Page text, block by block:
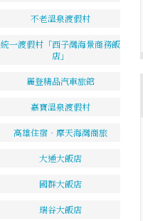
不老溫泉渡假村
統一渡假村「西子灣海景商務飯
店」
麗登精品汽車旅館
嘉寶溫泉渡假村
高雄住宿‧摩天海灣商旅
大通大飯店
國群大飯店
瑞谷大飯店